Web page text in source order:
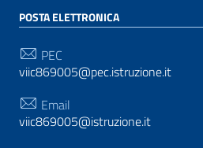
POSTA ELETTRONICA
PEC
viic869005@pec.istruzione.it
Email
viic869005@istruzione.it